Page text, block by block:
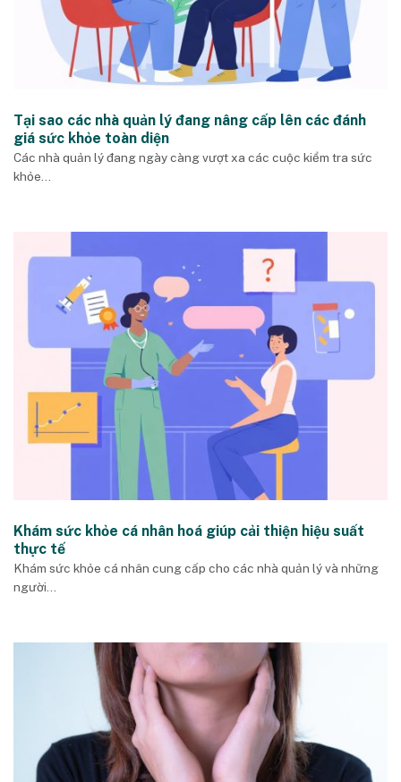
Tại sao các nhà quản lý đang nâng cấp lên các đánh
giá sức khỏe toàn diện
Các nhà quản lý đang ngày càng vượt xa các cuộc kiểm tra sức
khỏe...
Khám sức khỏe cá nhân hoá giúp cải thiện hiệu suất
thực tế
Khám sức khỏe cá nhân cung cấp cho các nhà quản lý và những
người...